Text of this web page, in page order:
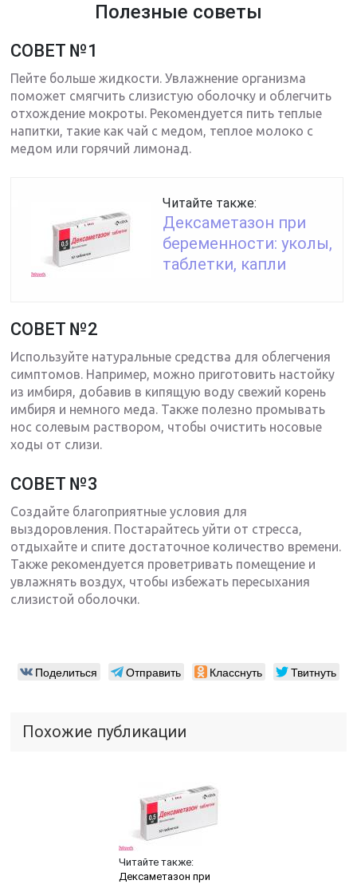
Полезные советы
СОВЕТ №1
Пейте больше жидкости. Увлажнение организма
поможет смягчить слизистую оболочку и облегчить
отхождение мокроты. Рекомендуется пить теплые
напитки, такие как чай с медом, теплое молоко с
медом или горячий лимонад.
Читайте также:
Дексаметазон при
беременности: уколы,
таблетки, капли
СОВЕТ №2
Используйте натуральные средства для облегчения
симптомов. Например, можно приготовить настойку
из имбиря, добавив в кипящую воду свежий корень
имбиря и немного меда. Также полезно промывать
нос солевым раствором, чтобы очистить носовые
ходы от слизи.
СОВЕТ №3
Создайте благоприятные условия для
выздоровления. Постарайтесь уйти от стресса,
отдыхайте и спите достаточное количество времени.
Также рекомендуется проветривать помещение и
увлажнять воздух, чтобы избежать пересыхания
слизистой оболочки.
Поделиться Отправить Класснуть Твитнуть
Похожие публикации
Читайте также:
Дексаметазон при